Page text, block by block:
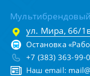
ул. Мира, 66/
Остановка
+7 (383) 363-99-
Наш email: